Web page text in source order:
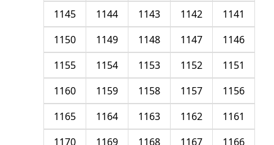
1141
1142
1143
1144
1145
1146
1147
1148
1149
1150
1151
1152
1153
1154
1155
1156
1157
1158
1159
1160
1161
1162
1163
1164
1165
1166
1167
1168
1169
1170